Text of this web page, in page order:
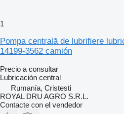
1
Pompa centrală de lubrifiere
14199-3562 camión
Precio a consultar
Lubricación central
Rumanía, Cristesti
ROYAL DRU AGRO S.R.L.
Contacte con el vendedor